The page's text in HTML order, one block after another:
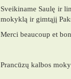
Sveikiname Saulę ir
mokyklą ir gimtąjį
Merci beaucoup et
Prancūzų kalbos